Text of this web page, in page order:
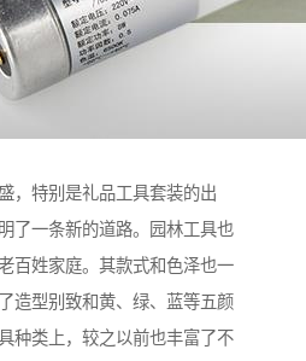
，特别是礼品工具套装的出
了一条新的道路。园林工具也
百姓家庭。其款式和色泽也一
造型别致和黄、绿、蓝等五颜
种类上，较之以前也丰富了不